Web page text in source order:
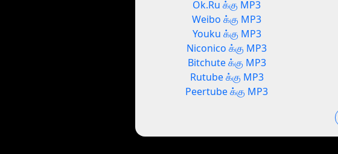
Ok.Ru க்கு MP3
Weibo க்கு MP3
Youku க்கு MP3
Niconico க்கு MP3
Bitchute க்கு MP3
Rutube க்கு MP3
Peertube க்கு MP3